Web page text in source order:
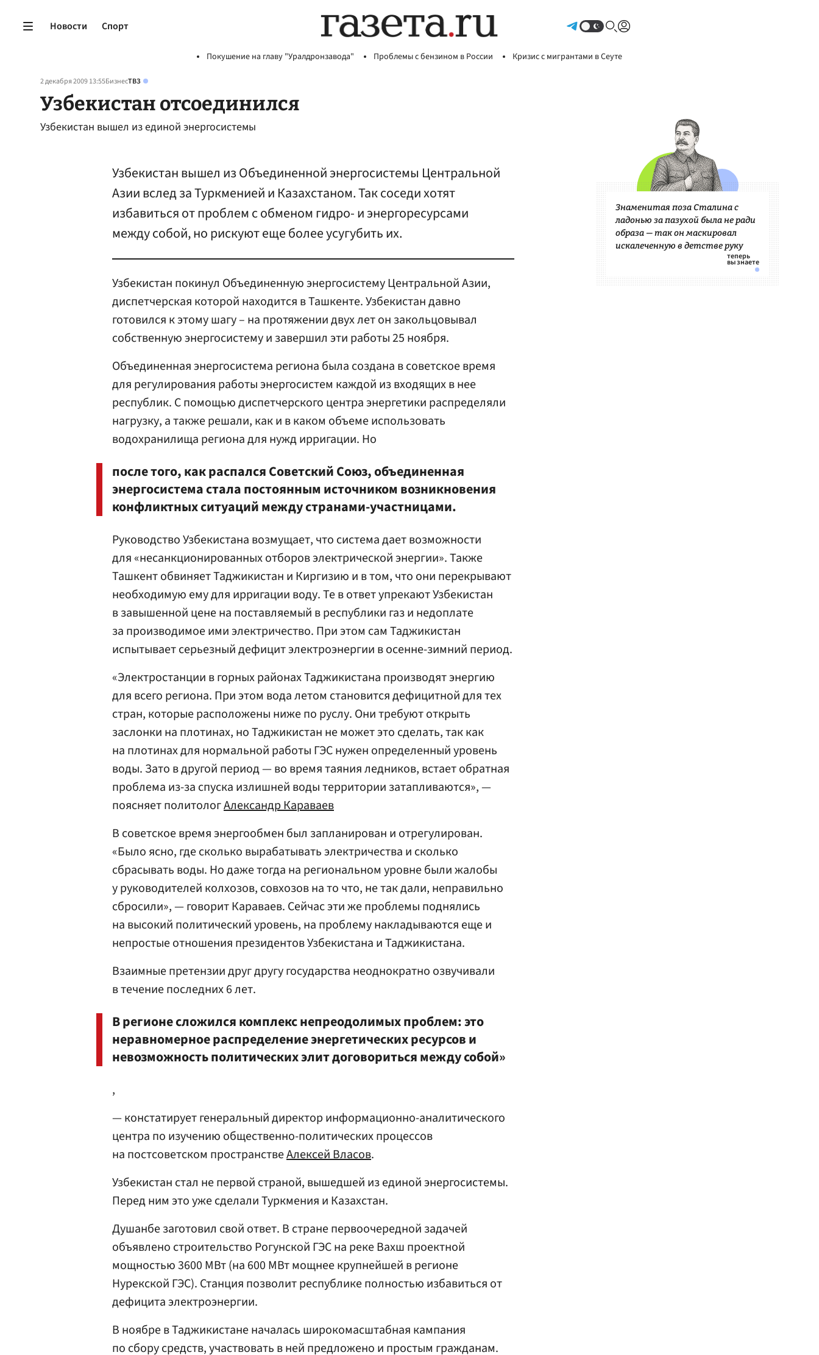
Новости Спорт
Покушение на главу "Уралдронзавода" Проблемы с бензином в России Кризис с мигрантами в Сеуте
2 декабря 2009 13:55БизнесТВЗ
Узбекистан отсоединился
Узбекистан вышел из единой энергосистемы
Узбекистан вышел из Объединенной энергосистемы Центральной
Азии вслед за Туркменией и Казахстаном. Так соседи хотят
избавиться от проблем с обменом гидро- и энергоресурсами
между собой, но рискуют еще более усугубить их.
Узбекистан покинул Объединенную энергосистему Центральной Азии,
диспетчерская которой находится в Ташкенте. Узбекистан давно
готовился к этому шагу – на протяжении двух лет он закольцовывал
собственную энергосистему и завершил эти работы 25 ноября.
Объединенная энергосистема региона была создана в советское время
для регулирования работы энергосистем каждой из входящих в нее
республик. С помощью диспетчерского центра энергетики распределяли
нагрузку, а также решали, как и в каком объеме использовать
водохранилища региона для нужд ирригации. Но
после того, как распался Советский Союз, объединенная
энергосистема стала постоянным источником возникновения
конфликтных ситуаций между странами-участницами.
Руководство Узбекистана возмущает, что система дает возможности
для «несанкционированных отборов электрической энергии». Также
Ташкент обвиняет Таджикистан и Киргизию и в том, что они перекрывают
необходимую ему для ирригации воду. Те в ответ упрекают Узбекистан
в завышенной цене на поставляемый в республики газ и недоплате
за производимое ими электричество. При этом сам Таджикистан
испытывает серьезный дефицит электроэнергии в осенне-зимний период.
«Электростанции в горных районах Таджикистана производят энергию
для всего региона. При этом вода летом становится дефицитной для тех
стран, которые расположены ниже по руслу. Они требуют открыть
заслонки на плотинах, но Таджикистан не может это сделать, так как
на плотинах для нормальной работы ГЭС нужен определенный уровень
воды. Зато в другой период — во время таяния ледников, встает обратная
проблема из-за спуска излишней воды территории затапливаются», —
поясняет политологАлександр Караваев
В советское время энергообмен был запланирован и отрегулирован.
«Было ясно, где сколько вырабатывать электричества и сколько
сбрасывать воды. Но даже тогда на региональном уровне были жалобы
у руководителей колхозов, совхозов на то что, не так дали, неправильно
сбросили», — говорит Караваев. Сейчас эти же проблемы поднялись
на высокий политический уровень, на проблему накладываются еще и
непростые отношения президентов Узбекистана и Таджикистана.
Взаимные претензии друг другу государства неоднократно озвучивали
в течение последних 6 лет.
В регионе сложился комплекс непреодолимых проблем: это
неравномерное распределение энергетических ресурсов и
невозможность политических элит договориться между собой»
,
— констатирует генеральный директор информационно-аналитического
центра по изучению общественно-политических процессов
на постсоветском пространствеАлексей Власов.
Узбекистан стал не первой страной, вышедшей из единой энергосистемы.
Перед ним это уже сделали Туркмения и Казахстан.
Душанбе заготовил свой ответ. В стране первоочередной задачей
объявлено строительство Рогунской ГЭС на реке Вахш проектной
мощностью 3600 МВт (на 600 МВт мощнее крупнейшей в регионе
Нурекской ГЭС). Станция позволит республике полностью избавиться от
дефицита электроэнергии.
В ноябре в Таджикистане началась широкомасштабная кампания
по сбору средств, участвовать в ней предложено и простым гражданам.
Знаменитая поза Сталина с
ладонью за пазухой была не ради
образа — так он маскировал
искалеченную в детстве руку